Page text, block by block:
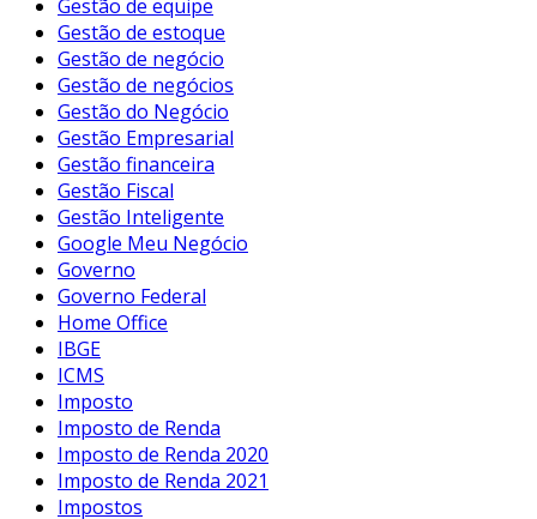
Gestão de equipe
Gestão de estoque
Gestão de negócio
Gestão de negócios
Gestão do Negócio
Gestão Empresarial
Gestão financeira
Gestão Fiscal
Gestão Inteligente
Google Meu Negócio
Governo
Governo Federal
Home Office
IBGE
ICMS
Imposto
Imposto de Renda
Imposto de Renda 2020
Imposto de Renda 2021
Impostos